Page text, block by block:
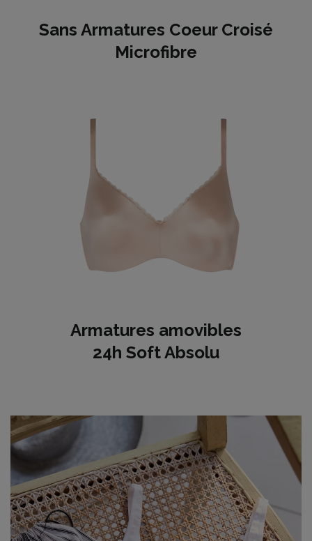
Sans Armatures Coeur Croisé
Microfibre
Armatures amovibles
24h Soft Absolu